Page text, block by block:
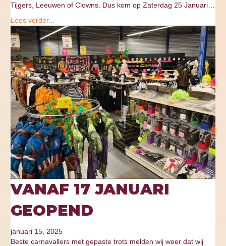
Tijgers, Leeuwen of Clowns. Dus kom op Zaterdag 25 Januari…
Lees verder...
VANAF 17 JANUARI
GEOPEND
januari 15, 2025
Beste carnavallers met gepaste trots melden wij weer dat wij